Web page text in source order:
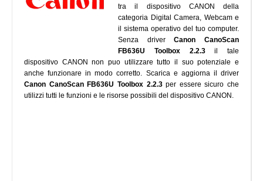
tra il dispositivo CANON della
categoria Digital Camera, Webcam e
il sistema operativo del tuo computer.
Senza driverCanon CanoScan
FB636U Toolbox 2.2.3il tale
dispositivo CANON non puo utilizzare tutto il suo potenziale e
anche funzionare in modo corretto. Scarica e aggiorna il driver
Canon CanoScan FB636U Toolbox 2.2.3per essere sicuro che
utilizzi tutti le funzioni e le risorse possibili del dispositivo CANON.